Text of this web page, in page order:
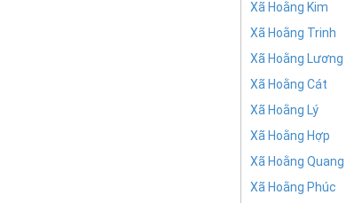
Xã Hoằng Kim
Xã Hoằng Trinh
Xã Hoằng Lương
Xã Hoằng Cát
Xã Hoằng Lý
Xã Hoằng Hợp
Xã Hoằng Quang
Xã Hoằng Phúc